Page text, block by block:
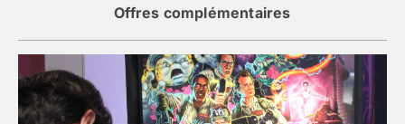
Offres complémentaires